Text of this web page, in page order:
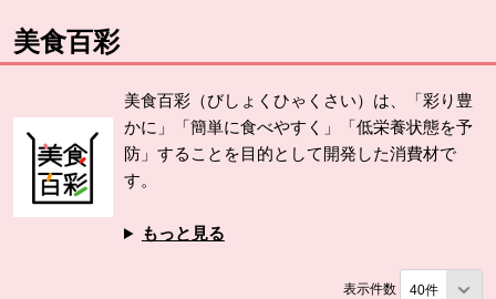
美食百彩
美食百彩（びしょくひゃくさい）は、「彩り豊
かに」「簡単に食べやすく」「低栄養状態を予
防」することを目的として開発した消費材で
す。
もっと見る
表示件数